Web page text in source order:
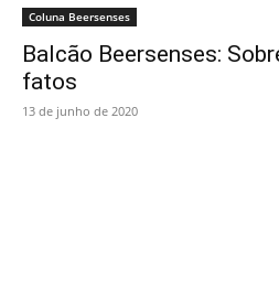
Coluna Beersenses
Balcão Beersenses:
fatos
13 de junho de 2020